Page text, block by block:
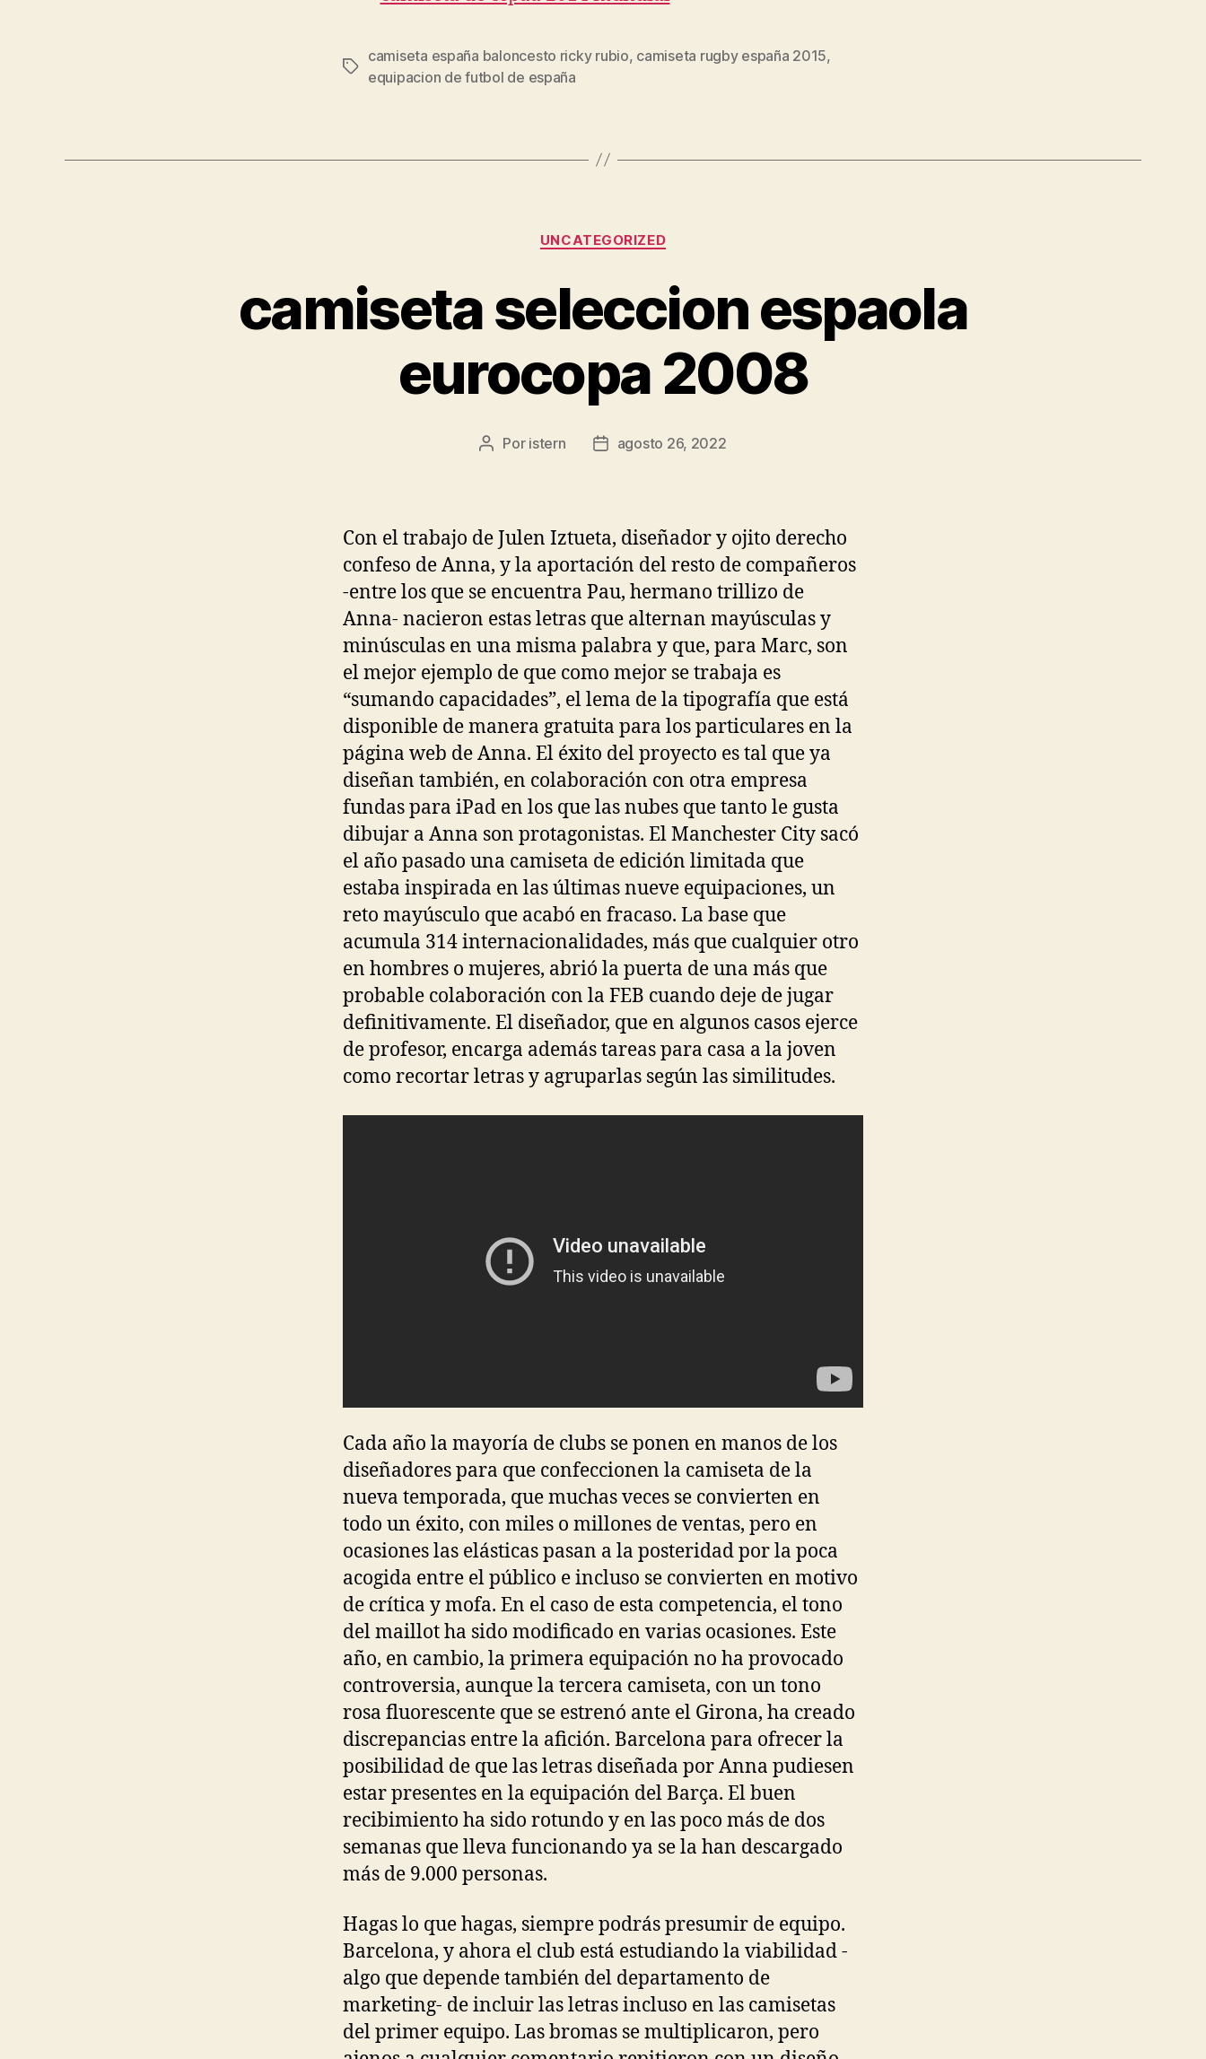
Etiquetas
camiseta españa baloncesto ricky rubio, camiseta rugby españa 2015,
equipacion de futbol de españa
Categorías
UNCATEGORIZED
camiseta seleccion espaola
eurocopa 2008
Autor
Por istern
Fechaagosto 26, 2022
Con el trabajo de Julen Iztueta, diseñador y ojito derecho
confeso de Anna, y la aportación del resto de compañeros
-entre los que se encuentra Pau, hermano trillizo de
Anna- nacieron estas letras que alternan mayúsculas y
minúsculas en una misma palabra y que, para Marc, son
el mejor ejemplo de que como mejor se trabaja es
“sumando capacidades”, el lema de la tipografía que está
disponible de manera gratuita para los particulares en la
página web de Anna. El éxito del proyecto es tal que ya
diseñan también, en colaboración con otra empresa
fundas para iPad en los que las nubes que tanto le gusta
dibujar a Anna son protagonistas. El Manchester City sacó
el año pasado una camiseta de edición limitada que
estaba inspirada en las últimas nueve equipaciones, un
reto mayúsculo que acabó en fracaso. La base que
acumula 314 internacionalidades, más que cualquier otro
en hombres o mujeres, abrió la puerta de una más que
probable colaboración con la FEB cuando deje de jugar
definitivamente. El diseñador, que en algunos casos ejerce
de profesor, encarga además tareas para casa a la joven
como recortar letras y agruparlas según las similitudes.
Cada año la mayoría de clubs se ponen en manos de los
diseñadores para que confeccionen la camiseta de la
nueva temporada, que muchas veces se convierten en
todo un éxito, con miles o millones de ventas, pero en
ocasiones las elásticas pasan a la posteridad por la poca
acogida entre el público e incluso se convierten en motivo
de crítica y mofa. En el caso de esta competencia, el tono
del maillot ha sido modificado en varias ocasiones. Este
año, en cambio, la primera equipación no ha provocado
controversia, aunque la tercera camiseta, con un tono
rosa fluorescente que se estrenó ante el Girona, ha creado
discrepancias entre la afición. Barcelona para ofrecer la
posibilidad de que las letras diseñada por Anna pudiesen
estar presentes en la equipación del Barça. El buen
recibimiento ha sido rotundo y en las poco más de dos
semanas que lleva funcionando ya se la han descargado
más de 9.000 personas.
Hagas lo que hagas, siempre podrás presumir de equipo.
Barcelona, y ahora el club está estudiando la viabilidad -
algo que depende también del departamento de
marketing- de incluir las letras incluso en las camisetas
del primer equipo. Las bromas se multiplicaron, pero